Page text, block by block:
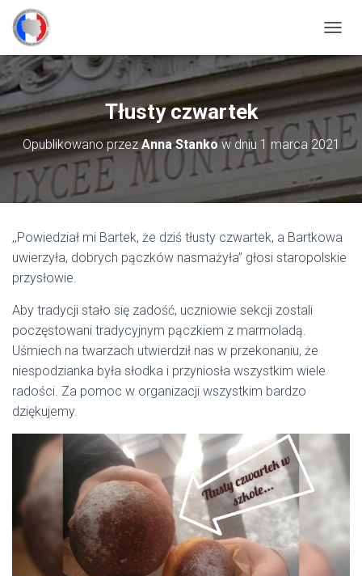
R
Z
Ą
Z
A
A
C
Tłusty czwartek
Opublikowano przezAnna Stankow dniu 1 marca 2021
,,Powiedział mi Bartek, że dziś tłusty czwartek, a Bartkowa
uwierzyła, dobrych pączków nasmażyła” głosi staropolskie
przysłowie.
Aby tradycji stało się zadość, uczniowie sekcji zostali
poczęstowani tradycyjnym pączkiem z marmoladą.
Uśmiech na twarzach utwierdził nas w przekonaniu, że
niespodzianka była słodka i przyniosła wszystkim wiele
radości. Za pomoc w organizacji wszystkim bardzo
dziękujemy.